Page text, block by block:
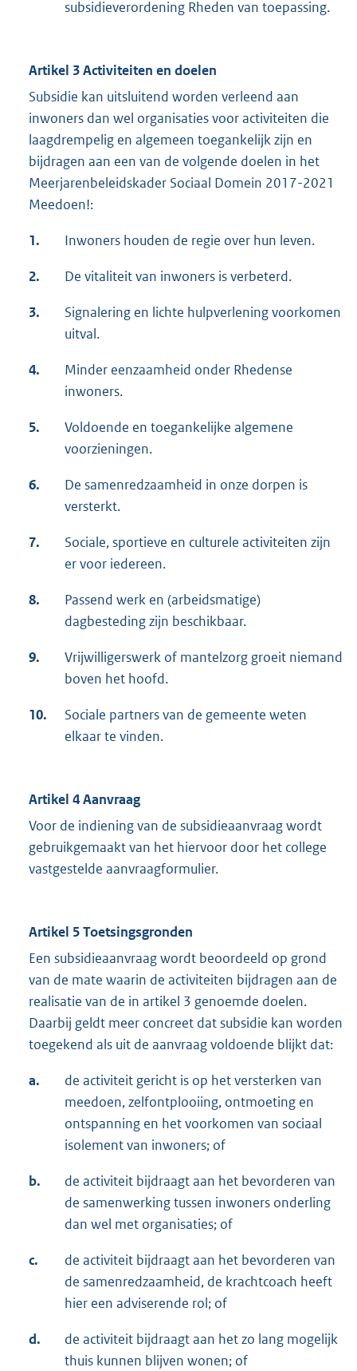
subsidieverordening Rheden van toepassing.
Artikel 3 Activiteiten en doelen
Subsidie kan uitsluitend worden verleend aan
inwoners dan wel organisaties voor activiteiten die
laagdrempelig en algemeen toegankelijk zijn en
bijdragen aan een van de volgende doelen in het
Meerjarenbeleidskader Sociaal Domein 2017-2021
Meedoen!:
1. Inwoners houden de regie over hun leven.
2. De vitaliteit van inwoners is verbeterd.
3.
Signalering en lichte hulpverlening voorkomen
uitval.
4.
Minder eenzaamheid onder Rhedense
inwoners.
5.
Voldoende en toegankelijke algemene
voorzieningen.
6.
De samenredzaamheid in onze dorpen is
versterkt.
7.
Sociale, sportieve en culturele activiteiten zijn
er voor iedereen.
8.
Passend werk en (arbeidsmatige)
dagbesteding zijn beschikbaar.
9.
Vrijwilligerswerk of mantelzorg groeit niemand
boven het hoofd.
10.
Sociale partners van de gemeente weten
elkaar te vinden.
Artikel 4 Aanvraag
Voor de indiening van de subsidieaanvraag wordt
gebruikgemaakt van het hiervoor door het college
vastgestelde aanvraagformulier.
Artikel 5 Toetsingsgronden
Een subsidieaanvraag wordt beoordeeld op grond
van de mate waarin de activiteiten bijdragen aan de
realisatie van de in artikel 3 genoemde doelen.
Daarbij geldt meer concreet dat subsidie kan worden
toegekend als uit de aanvraag voldoende blijkt dat:
a.
de activiteit gericht is op het versterken van
meedoen, zelfontplooiing, ontmoeting en
ontspanning en het voorkomen van sociaal
isolement van inwoners; of
b.
de activiteit bijdraagt aan het bevorderen van
de samenwerking tussen inwoners onderling
dan wel met organisaties; of
c.
de activiteit bijdraagt aan het bevorderen van
de samenredzaamheid, de krachtcoach heeft
hier een adviserende rol; of
d.
de activiteit bijdraagt aan het zo lang mogelijk
thuis kunnen blijven wonen; of